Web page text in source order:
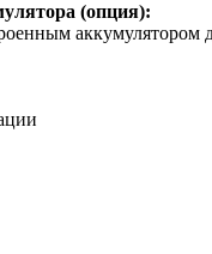
(опция):
аккумулятором